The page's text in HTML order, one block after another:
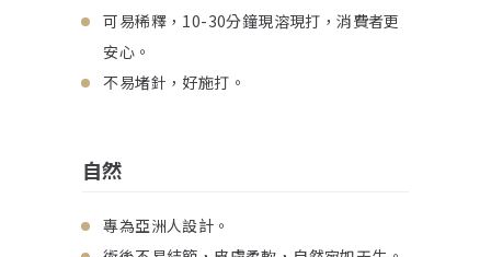
可易稀釋，10-30分鐘現溶現打，消費者更
安心。
不易堵針，好施打。
自然
專為亞洲人設計。